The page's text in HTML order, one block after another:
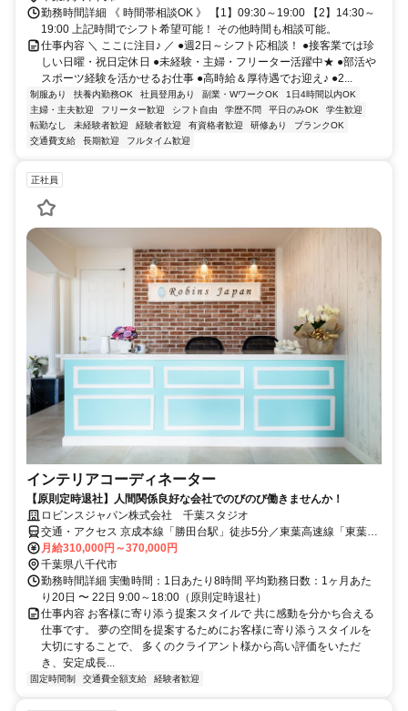
勤務時間詳細 《 時間帯相談OK 》 【1】09:30～19:00 【2】14:30～
19:00 上記時間でシフト希望可能！ その他時間も相談可能。
仕事内容 ＼ ここに注目♪ ／ ●週2日～シフト応相談！ ●接客業では珍
しい日曜・祝日定休日 ●未経験・主婦・フリーター活躍中★ ●部活や
スポーツ経験を活かせるお仕事 ●高時給＆厚待遇でお迎え♪ ●2...
制服あり 扶養内勤務OK 社員登用あり 副業・WワークOK
1日4時間以内OK
主婦・主夫歓迎
フリーター歓迎 シフト自由 学歴不問 平日のみOK
学生歓迎
転勤なし
未経験者歓迎 経験者歓迎 有資格者歓迎 研修あり
ブランクOK
交通費支給
長期歓迎 フルタイム歓迎
正社員
インテリアコーディネーター
【原則定時退社】人間関係良好な会社でのびのび働きませんか！
ロビンスジャパン株式会社 千葉スタジオ
交通・アクセス 京成本線「勝田台駅」徒歩5分／東葉高速線「東葉勝
田台駅」徒歩2分
月給310,000円～370,000円
千葉県八千代市
勤務時間詳細 実働時間：1日あたり8時間 平均勤務日数：1ヶ月あた
り20日 〜 22日 9:00～18:00（原則定時退社）
仕事内容 お客様に寄り添う提案スタイルで 共に感動を分かち合える
仕事です。 夢の空間を提案するためにお客様に寄り添うスタイルを
大切にすることで、 多くのクライアント様から高い評価をいただ
き、安定成長...
固定時間制 交通費全額支給 経験者歓迎